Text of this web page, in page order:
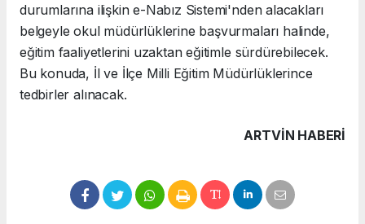
durumlarına ilişkin e-Nabız Sistemi'nden alacakları
belgeyle okul müdürlüklerine başvurmaları halinde,
eğitim faaliyetlerini uzaktan eğitimle sürdürebilecek.
Bu konuda, İl ve İlçe Milli Eğitim Müdürlüklerince
tedbirler alınacak.
ARTVIN HABERİ